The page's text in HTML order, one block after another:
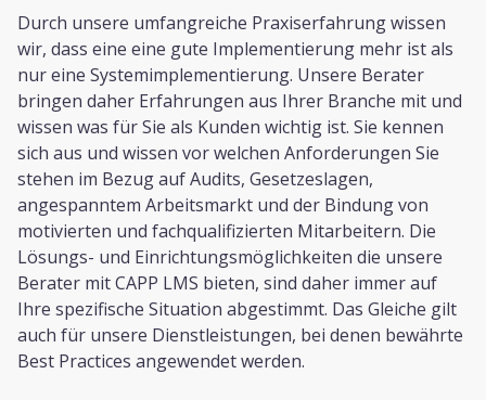
CAPP Agile Learning
CAPP Open Courses
Lösungen
Gesundheitswesen
Performance Support
Service
Durch unsere umfangreiche Praxiserfahrung wissen
wir, dass eine eine gute Implementierung mehr ist als
nur eine Systemimplementierung. Unsere Berater
bringen daher Erfahrungen aus Ihrer Branche mit und
wissen was für Sie als Kunden wichtig ist. Sie kennen
sich aus und wissen vor welchen Anforderungen Sie
stehen im Bezug auf Audits, Gesetzeslagen,
angespanntem Arbeitsmarkt und der Bindung von
motivierten und fachqualifizierten Mitarbeitern. Die
Lösungs- und Einrichtungsmöglichkeiten die unsere
Berater mit CAPP LMS bieten, sind daher immer auf
Ihre spezifische Situation abgestimmt. Das Gleiche gilt
auch für unsere Dienstleistungen, bei denen bewährte
Best Practices angewendet werden.